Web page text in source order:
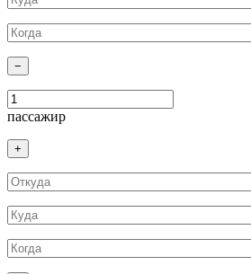
−
пассажир
+